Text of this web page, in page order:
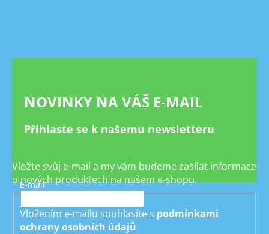
NOVINKY NA VÁŠ E-MAIL
Přihlaste se k našemu newsletteru
Vložte svůj e-mail a my vám budeme zasílat informace
o nových produktech na našem e-shopu.
E-mail
Vložením e-mailu souhlasíte s podmínkami
ochrany osobních údajů